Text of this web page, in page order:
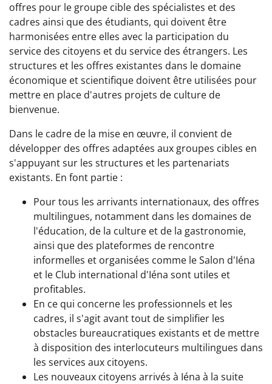
offres pour le groupe cible des spécialistes et des
cadres ainsi que des étudiants, qui doivent être
harmonisées entre elles avec la participation du
service des citoyens et du service des étrangers. Les
structures et les offres existantes dans le domaine
économique et scientifique doivent être utilisées pour
mettre en place d'autres projets de culture de
bienvenue.
Dans le cadre de la mise en œuvre, il convient de
développer des offres adaptées aux groupes cibles en
s'appuyant sur les structures et les partenariats
existants. En font partie :
Pour tous les arrivants internationaux, des offres
multilingues, notamment dans les domaines de
l'éducation, de la culture et de la gastronomie,
ainsi que des plateformes de rencontre
informelles et organisées comme le Salon d'Iéna
et le Club international d'Iéna sont utiles et
profitables.
En ce qui concerne les professionnels et les
cadres, il s'agit avant tout de simplifier les
obstacles bureaucratiques existants et de mettre
à disposition des interlocuteurs multilingues dans
les services aux citoyens.
Les nouveaux citoyens arrivés à Iéna à la suite